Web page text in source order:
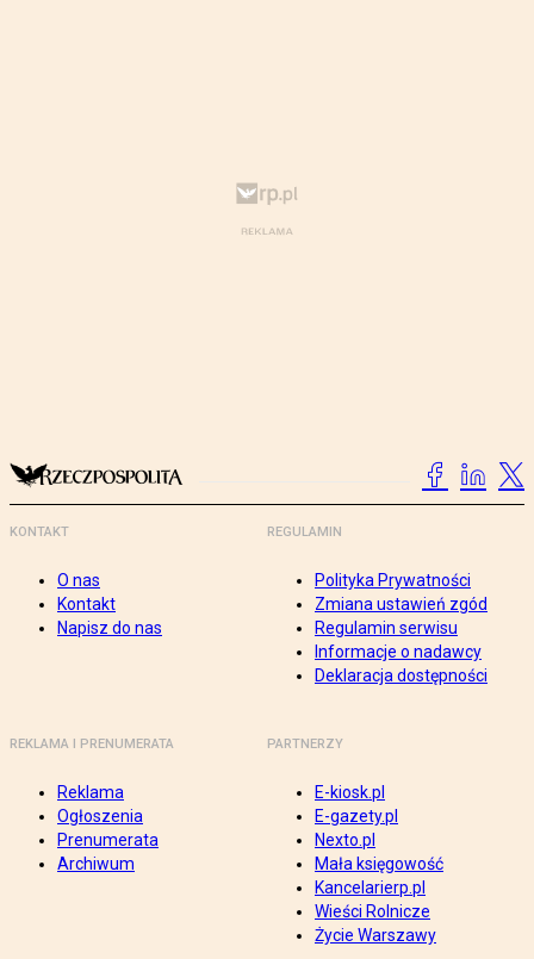
KONTAKT
O nas
Kontakt
Napisz do nas
REGULAMIN
Polityka Prywatności
Zmiana ustawień zgód
Regulamin serwisu
Informacje o nadawcy
Deklaracja dostępności
REKLAMA I PRENUMERATA
Reklama
Ogłoszenia
Prenumerata
Archiwum
PARTNERZY
E-kiosk.pl
E-gazety.pl
Nexto.pl
Mała księgowość
Kancelarierp.pl
Wieści Rolnicze
Życie Warszawy